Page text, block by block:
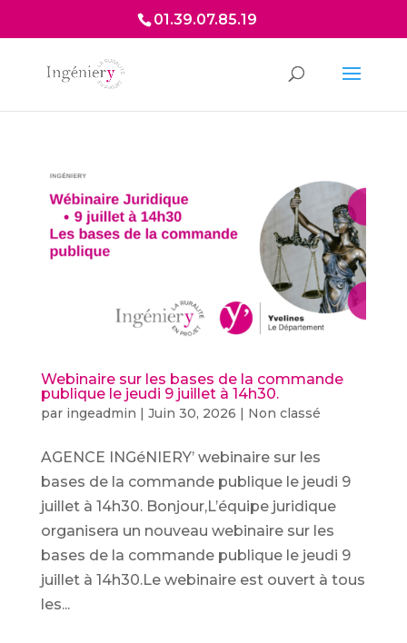
01.39.07.85.19
Webinaire sur les bases de la commande
publique le jeudi 9 juillet à 14h30.
par ingeadmin | Juin 30, 2026 | Non classé
AGENCE INGéNIERY’ webinaire sur les
bases de la commande publique le jeudi 9
juillet à 14h30. Bonjour,L’équipe juridique
organisera un nouveau webinaire sur les
bases de la commande publique le jeudi 9
juillet à 14h30.Le webinaire est ouvert à tous
les...